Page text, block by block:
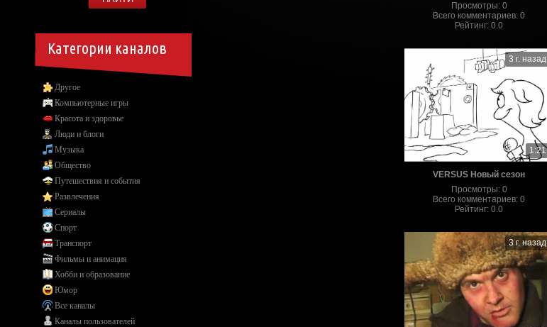
Просмотры: 0
Всего комментариев: 0
Рейтинг: 0.0
3 г. назад
1:21
VERSUS Новый сезон
Просмотры: 0
Всего комментариев: 0
Рейтинг: 0.0
3 г. назад
Категории каналов
Другое
Компьютерные игры
Красота и здоровье
Люди и блоги
Музыка
Общество
Путешествия и события
Развлечения
Сериалы
Спорт
Транспорт
Фильмы и анимация
Хобби и образование
Юмор
Все каналы
Каналы пользователей